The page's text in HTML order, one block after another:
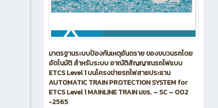
มาตรฐานระบบป้องกันเหตุอันตราย ของขบวนรถโดย
อัตโนมัติ สำหรับระบบ อาณัติสัญญาณรถไฟแบบ
ETCS Level 1 บนโครงข่ายรถไฟสายประธาน
AUTOMATIC TRAIN PROTECTION SYSTEM for
ETCS Level 1 MAINLINE TRAIN มขร. – SC – 002
-2565